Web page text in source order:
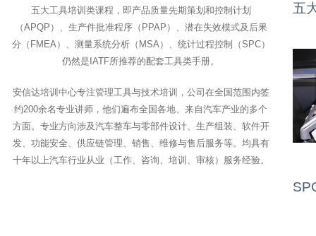
五大工具培训类课程，即产品质量先期策划和控制计划
（APQP）、生产件批准程序（PPAP）、潜在失效模式及后果
分（FMEA）、测量系统分析（MSA）、统计过程控制（SPC）
仍然是IATF所推荐的配套工具类手册。
安信达培训中心专注管理工具与技术培训，公司在全国范围内签
约200余名专业讲师，他们遍布全国各地、来自汽车产业的多个
方面。专业方向涉及汽车整车与零部件设计、生产组装、软件开
发、功能安全、供应链管理、销售、维修与售后服务等。均具有
十年以上汽车行业从业（工作、咨询、培训、审核）服务经验。
五